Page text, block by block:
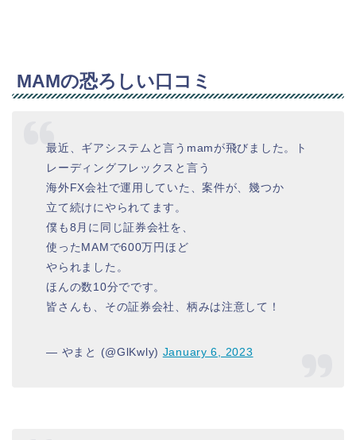
MAMの恐ろしい口コミ
最近、ギアシステムと言うmamが飛びました。ト
レーディングフレックスと言う
海外FX会社で運用していた、案件が、幾つか
立て続けにやられてます。
僕も8月に同じ証券会社を、
使ったMAMで600万円ほど
やられました。
ほんの数10分でです。
皆さんも、その証券会社、柄みは注意して！
— やまと (@GlKwly) January 6, 2023